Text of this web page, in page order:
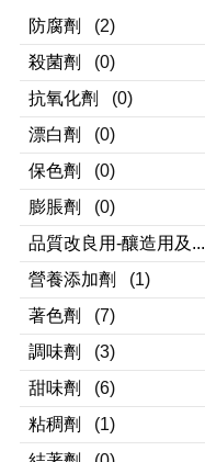
防腐劑
(2)
殺菌劑
(0)
抗氧化劑
(0)
漂白劑
(0)
保色劑
(0)
膨脹劑
(0)
品質改良用-釀造用及...
營養添加劑
(1)
著色劑
(7)
調味劑
(3)
甜味劑
(6)
粘稠劑
(1)